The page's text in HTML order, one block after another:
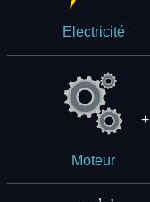
Electricité
Moteur
+